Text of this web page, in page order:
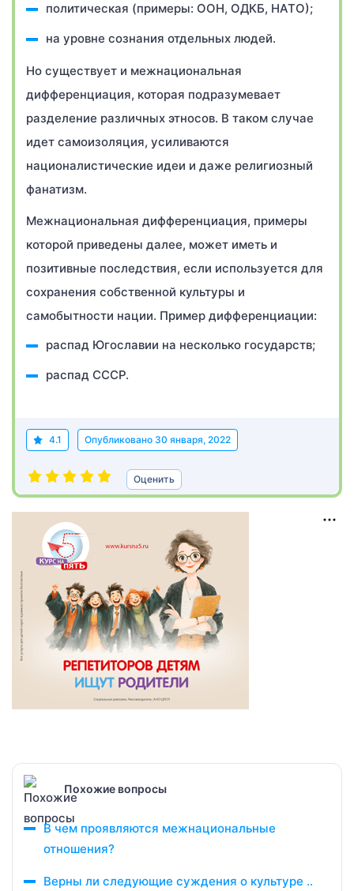
политическая (примеры: ООН, ОДКБ, НАТО);
на уровне сознания отдельных людей.
Но существует и межнациональная
дифференциация, которая подразумевает
разделение различных этносов. В таком случае
идет самоизоляция, усиливаются
националистические идеи и даже религиозный
фанатизм.
Межнациональная дифференциация, примеры
которой приведены далее, может иметь и
позитивные последствия, если используется для
сохранения собственной культуры и
самобытности нации. Пример дифференциации:
распад Югославии на несколько государств;
распад СССР.
4.1 Опубликовано 30 января, 2022
Оценить
Похожие вопросы
В чем проявляются межнациональные
отношения?
Верны ли следующие суждения о культуре ..